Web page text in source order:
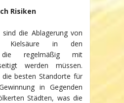
Risiken
sind die Ablagerung von
Kielsäure in den
die regelmäßig mit
werden müssen.
besten Standorte für
in Gegenden
Städten, was die